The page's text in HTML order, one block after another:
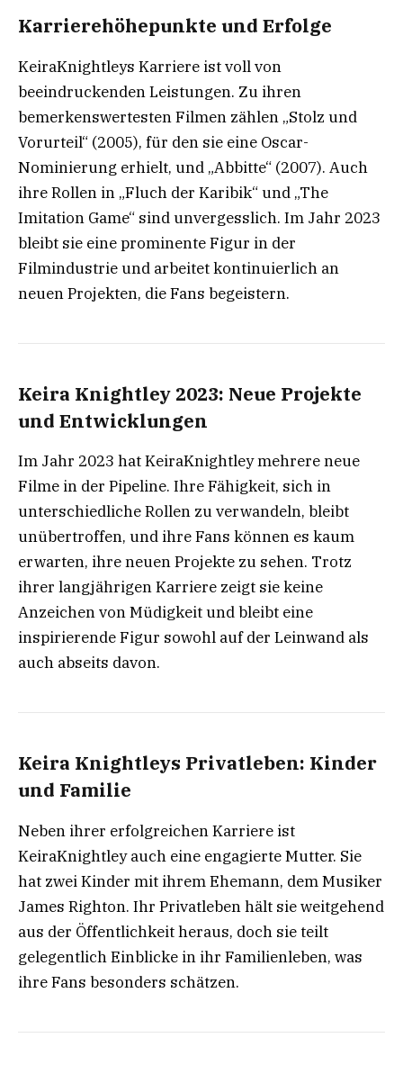
Karrierehöhepunkte und Erfolge
KeiraKnightleys Karriere ist voll von
beeindruckenden Leistungen. Zu ihren
bemerkenswertesten Filmen zählen „Stolz und
Vorurteil“ (2005), für den sie eine Oscar-
Nominierung erhielt, und „Abbitte“ (2007). Auch
ihre Rollen in „Fluch der Karibik“ und „The
Imitation Game“ sind unvergesslich. Im Jahr 2023
bleibt sie eine prominente Figur in der
Filmindustrie und arbeitet kontinuierlich an
neuen Projekten, die Fans begeistern.
Keira Knightley 2023: Neue Projekte
und Entwicklungen
Im Jahr 2023 hat KeiraKnightley mehrere neue
Filme in der Pipeline. Ihre Fähigkeit, sich in
unterschiedliche Rollen zu verwandeln, bleibt
unübertroffen, und ihre Fans können es kaum
erwarten, ihre neuen Projekte zu sehen. Trotz
ihrer langjährigen Karriere zeigt sie keine
Anzeichen von Müdigkeit und bleibt eine
inspirierende Figur sowohl auf der Leinwand als
auch abseits davon.
Keira Knightleys Privatleben: Kinder
und Familie
Neben ihrer erfolgreichen Karriere ist
KeiraKnightley auch eine engagierte Mutter. Sie
hat zwei Kinder mit ihrem Ehemann, dem Musiker
James Righton. Ihr Privatleben hält sie weitgehend
aus der Öffentlichkeit heraus, doch sie teilt
gelegentlich Einblicke in ihr Familienleben, was
ihre Fans besonders schätzen.